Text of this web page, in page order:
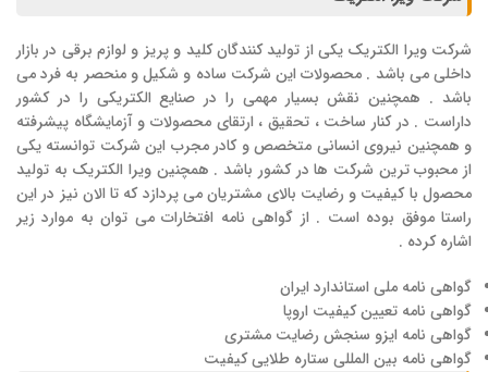
شرکت ویرا الکتریک یکی از تولید کنندگان کلید و پریز و لوازم برقی در بازار
داخلی می باشد . محصولات این شرکت ساده و شکیل و منحصر به فرد می
باشد . همچنین نقش بسیار مهمی را در صنایع الکتریکی را در کشور
داراست . در کنار ساخت ، تحقیق ، ارتقای محصولات و آزمایشگاه پیشرفته
و همچنین نیروی انسانی متخصص و کادر مجرب این شرکت توانسته یکی
از محبوب ترین شرکت ها در کشور باشد . همچنین ویرا الکتریک به تولید
محصول با کیفیت و رضایت بالای مشتریان می پردازد که تا الان نیز در این
راستا موفق بوده است . از گواهی نامه افتخارات می توان به موارد زیر
اشاره کرده .
گواهی نامه ملی استاندارد ایران
گواهی نامه تعیین کیفیت اروپا
گواهی نامه ایزو سنجش رضایت مشتری
گواهی نامه بین المللی ستاره طلایی کیفیت